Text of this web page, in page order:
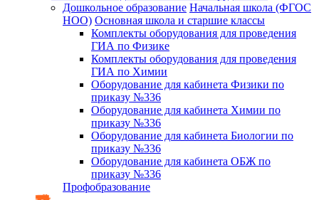
Дошкольное образование Начальная школа (ФГОС
НОО) Основная школа и старшие классы
Комплекты оборудования для проведения
ГИА по Физике
Комплекты оборудования для проведения
ГИА по Химии
Оборудование для кабинета Физики по
приказу №336
Оборудование для кабинета Химии по
приказу №336
Оборудование для кабинета Биологии по
приказу №336
Оборудование для кабинета ОБЖ по
приказу №336
Профобразование